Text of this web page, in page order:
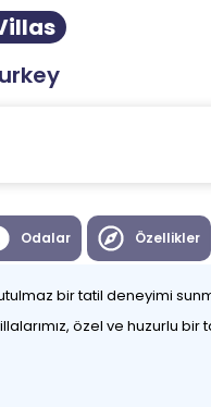
Odalar Özellikler
bir tatil deneyimi
özel ve huzurlu